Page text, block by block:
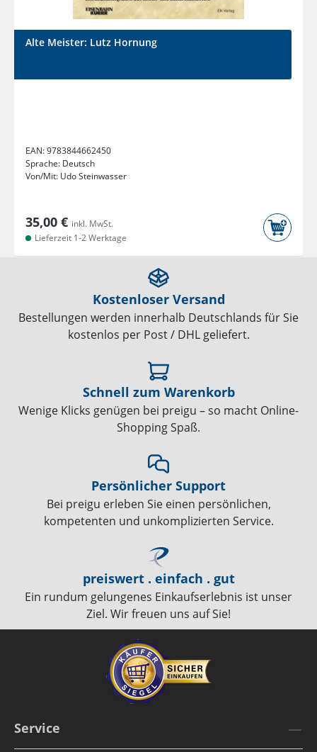
Alte Meister: Lutz Hornung
EAN:9783844662450
Sprache: Deutsch
Von/Mit: Udo Steinwasser
35,00 € inkl. MwSt.
Lieferzeit 1-2 Werktage
Kostenloser Versand
Bestellungen werden innerhalb Deutschlands für Sie
kostenlos per Post / DHL geliefert.
Schnell zum Warenkorb
Wenige Klicks genügen bei preigu – so macht Online-
Shopping Spaß.
Persönlicher Support
Bei preigu erleben Sie einen persönlichen,
kompetenten und unkomplizierten Service.
preiswert . einfach . gut
Ein rundum gelungenes Einkaufserlebnis ist unser
Ziel. Wir freuen uns auf Sie!
Service